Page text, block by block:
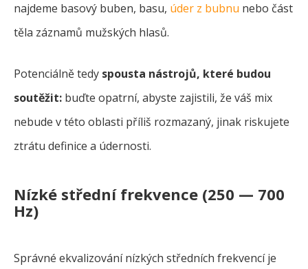
najdeme basový buben, basu, úder z bubnu nebo část
těla záznamů mužských hlasů.
Potenciálně tedy spousta nástrojů, které budou
soutěžit: buďte opatrní, abyste zajistili, že váš mix
nebude v této oblasti příliš rozmazaný, jinak riskujete
ztrátu definice a údernosti.
Nízké střední frekvence (250 — 700
Hz)
Správné ekvalizování nízkých středních frekvencí je